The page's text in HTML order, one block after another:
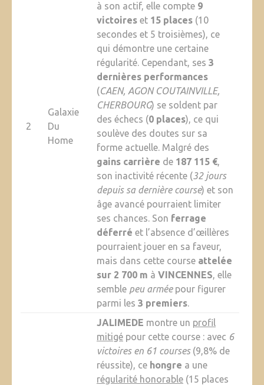
2
Galaxie
Du
Home
à son actif, elle compte 9
victoireset 15 places(10
secondes et 5 troisièmes), ce
qui démontre une certaine
régularité. Cependant, ses 3
dernières performances
(CAEN, AGON COUTAINVILLE,
CHERBOURG) se soldent par
des échecs (0 places), ce qui
soulève des doutes sur sa
forme actuelle. Malgré des
gains carrière de 187 115 €,
son inactivité récente (32 jours
depuis sa dernière course) et son
âge avancé pourraient limiter
ses chances. Son ferrage
déferré et l’absence d’œillères
pourraient jouer en sa faveur,
mais dans cette course attelée
sur 2 700 m à VINCENNES, elle
semble peu arméepour figurer
parmi les 3 premiers.
JALIMEDE montre un profil
mitigépour cette course : avec 6
victoires en 61 courses(9,8% de
réussite), ce hongre a une
régularité honorable(15 places